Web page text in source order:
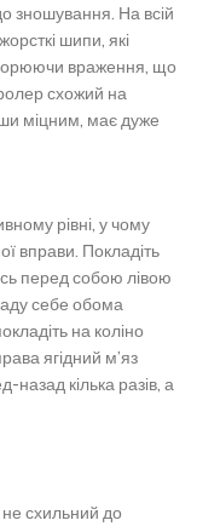
зношування. На всій
шипи, які
враження, що
схожий на
міцним, має дуже
рівні, у чому
вправи. Покладіть
перед собою лівою
себе обома
на коліно
ягідний м’яз
назад кілька разів, а
не схильний до